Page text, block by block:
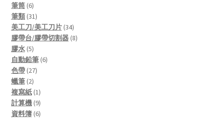
products
筆筒 66
products
筆類 3131
products
美工刀/美工刀片 3434
products
膠帶台/膠帶切割器 88
膠水 55
products
自動鉛筆 66
色帶 2727
蠟筆 22
products
複寫紙 11
product
計算機 99
products
資料簿 66